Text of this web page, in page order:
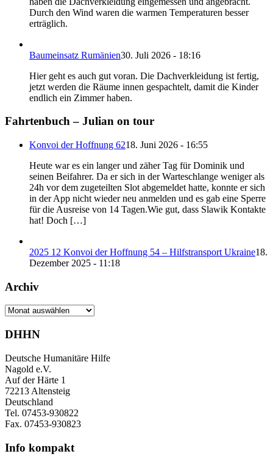
Durch den Wind waren die warmen Temperaturen besser
erträglich.
Baumeinsatz Rumänien30. Juli 2026 - 18:16
Hier geht es auch gut voran. Die Dachverkleidung ist fertig,
jetzt werden die Räume innen gespachtelt, damit die Kinder
endlich ein Zimmer haben.
Fahrtenbuch – Julian on tour
Konvoi der Hoffnung 6218. Juni 2026 - 16:55
Heute war es ein langer und zäher Tag für Dominik und
seinen Beifahrer. Da er sich in der Warteschlange weniger als
24h vor dem zugeteilten Slot abgemeldet hatte, konnte er sich
in der App nicht wieder neu anmelden und es gab eine Sperre
für die Ausreise von 14 Tagen.Wie gut, dass Slawik Kontakte
hat! Doch […]
2025 12 Konvoi der Hoffnung 54 – Hilfstransport Ukraine18.
Dezember 2025 - 11:18
Archiv
Archiv
DHHN
Deutsche Humanitäre Hilfe
Nagold e.V.
Auf der Härte 1
72213 Altensteig
Deutschland
Tel. 07453-930822
Fax. 07453-930823
Info kompakt